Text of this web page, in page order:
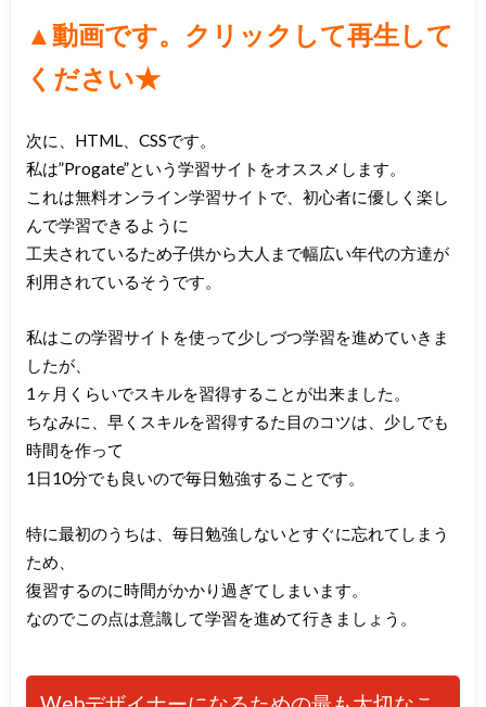
▲動画です。クリックして再生して
ください★
次に、HTML、CSSです。
私は”Progate”という学習サイトをオススメします。
これは無料オンライン学習サイトで、初心者に優しく楽し
んで学習できるように
工夫されているため子供から大人まで幅広い年代の方達が
利用されているそうです。
私はこの学習サイトを使って少しづつ学習を進めていきま
したが、
1ヶ月くらいでスキルを習得することが出来ました。
ちなみに、早くスキルを習得するた目のコツは、少しでも
時間を作って
1日10分でも良いので毎日勉強することです。
特に最初のうちは、毎日勉強しないとすぐに忘れてしまう
ため、
復習するのに時間がかかり過ぎてしまいます。
なのでこの点は意識して学習を進めて行きましょう。